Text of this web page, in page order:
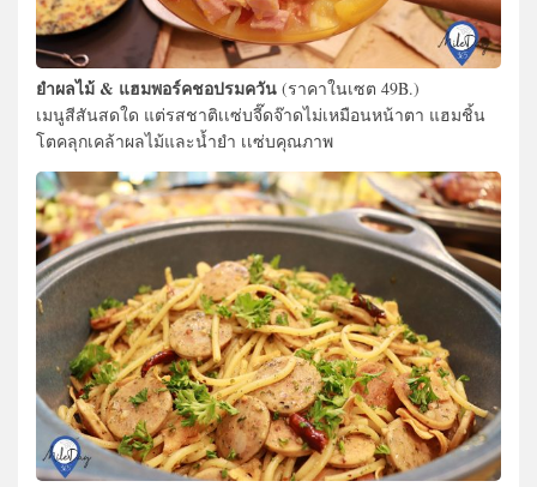
ยำผลไม้ & แฮมพอร์คชอปรมควัน (ราคาในเซต 49B.)
เมนูสีสันสดใด แต่รสชาติเเซ่บจี๊ดจ๊าดไม่เหมือนหน้าตา แฮมชิ้น
โตคลุกเคล้าผลไม้และน้ำยำ เเซ่บคุณภาพ